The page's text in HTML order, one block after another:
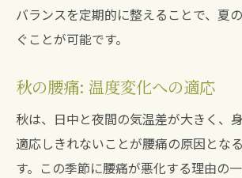
バランスを定期的に整えることで、夏
ぐことが可能です。
秋の腰痛: 温度変化への適応
秋は、日中と夜間の気温差が大きく、
適応しきれないことが腰痛の原因とな
す。この季節に腰痛が悪化する理由の